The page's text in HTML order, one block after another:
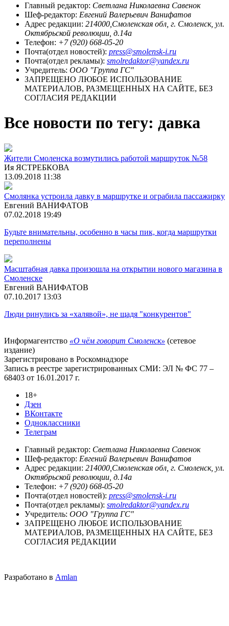
Главный редактор: Светлана Николаевна Савенок
Шеф-редактор: Евгений Валерьевич Ванифатов
Адрес редакции: 214000,Смоленская обл, г. Смоленск, ул.
Октябрьской революции, д.14а
Телефон: +7 (920) 668-05-20
Почта(отдел новостей): press@smolensk-i.ru
Почта(отдел рекламы): smolredaktor@yandex.ru
Учредитель: ООО "Группа ГС"
ЗАПРЕЩЕНО ЛЮБОЕ ИСПОЛЬЗОВАНИЕ
МАТЕРИАЛОВ, РАЗМЕЩЕННЫХ НА САЙТЕ, БЕЗ
СОГЛАСИЯ РЕДАКЦИИ
Все новости по тегу: давка
Жители Смоленска возмутились работой маршруток №58
Ия ЯСТРЕБКОВА
13.09.2018 11:38
Смолянка устроила давку в маршрутке и ограбила пассажирку
Евгений ВАНИФАТОВ
07.02.2018 19:49
Будьте внимательны, особенно в часы пик, когда маршрутки
переполнены
Масштабная давка произошла на открытии нового магазина в
Смоленске
Евгений ВАНИФАТОВ
07.10.2017 13:03
Люди ринулись за «халявой», не щадя "конкурентов"
Информагентство «О чём говорит Смоленск» (сетевое
издание)
Зарегистрировано в Роскомнадзоре
Запись в реестре зарегистрированных СМИ: ЭЛ № ФС 77 –
68403 от 16.01.2017 г.
18+
Дзен
ВКонтакте
Одноклассники
Телеграм
Главный редактор: Светлана Николаевна Савенок
Шеф-редактор: Евгений Валерьевич Ванифатов
Адрес редакции: 214000,Смоленская обл, г. Смоленск, ул.
Октябрьской революции, д.14а
Телефон: +7 (920) 668-05-20
Почта(отдел новостей): press@smolensk-i.ru
Почта(отдел рекламы): smolredaktor@yandex.ru
Учредитель: ООО "Группа ГС"
ЗАПРЕЩЕНО ЛЮБОЕ ИСПОЛЬЗОВАНИЕ
МАТЕРИАЛОВ, РАЗМЕЩЕННЫХ НА САЙТЕ, БЕЗ
СОГЛАСИЯ РЕДАКЦИИ
Разработано в Amlan